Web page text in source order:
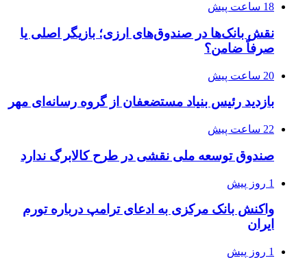
18 ساعت پیش
نقش بانک‌ها در صندوق‌های ارزی؛ بازیگر اصلی یا
صرفاً ضامن؟
20 ساعت پیش
بازدید رئیس بنیاد مستضعفان از گروه رسانه‌ای مهر
22 ساعت پیش
صندوق توسعه ملی نقشی در طرح کالابرگ ندارد
1 روز پیش
واکنش بانک مرکزی به ادعای ترامپ درباره تورم
ایران
1 روز پیش